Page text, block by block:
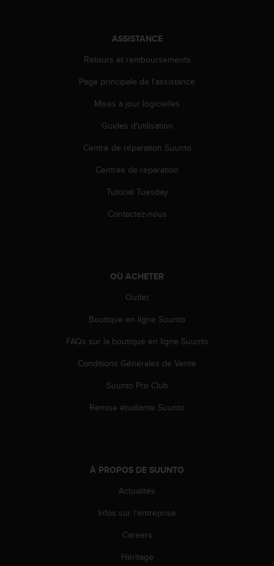
ASSISTANCE
Retours et remboursements
Page principale de l'assistance
Mises à jour logicielles
Guides d'utilisation
Centre de réparation Suunto
Centres de réparation
Tutorial Tuesday
Contactez-nous
OÙ ACHETER
Outlet
Boutique en ligne Suunto
FAQs sur la boutique en ligne Suunto
Conditions Générales de Vente
Suunto Pro Club
Remise étudiante Suunto
À PROPOS DE SUUNTO
Actualités
Infos sur l'entreprise
Careers
Héritage